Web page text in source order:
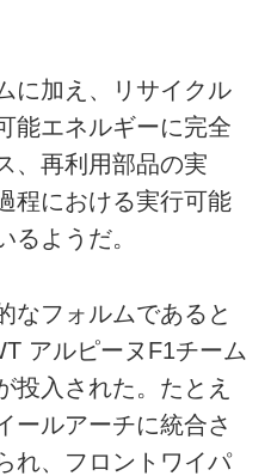
に加え、リサイクル
能エネルギーに完全
、再利用部品の実
程における実行可能
るようだ。
なフォルムであると
アルピーヌF1チーム
投入された。たとえ
ールアーチに統合さ
れ、フロントワイパ